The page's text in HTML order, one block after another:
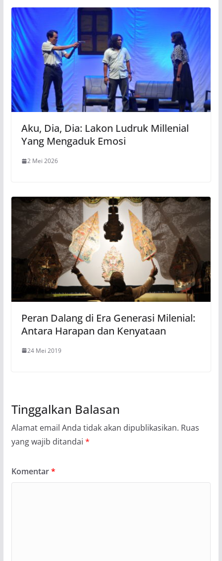
Aku, Dia, Dia: Lakon Ludruk Millenial
Yang Mengaduk Emosi
2 Mei 2026
Peran Dalang di Era Generasi Milenial:
Antara Harapan dan Kenyataan
24 Mei 2019
Tinggalkan Balasan
Alamat email Anda tidak akan dipublikasikan. Ruas
yang wajib ditandai *
Komentar*